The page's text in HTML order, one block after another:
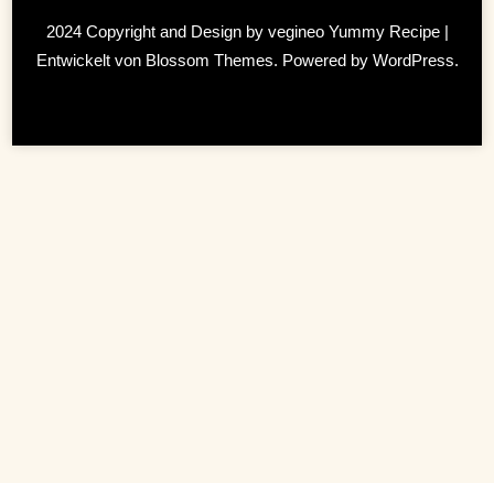
2024 Copyright and Design by vegineo Yummy Recipe |
Entwickelt von Blossom Themes. Powered by WordPress.